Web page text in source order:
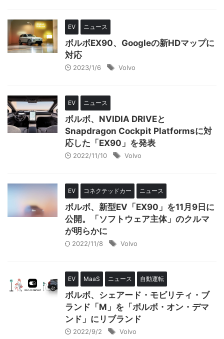
EV ニュース
ボルボEX90、Googleの新HDマップに
対応
2023/1/6 Volvo
EV ニュース
ボルボ、NVIDIA DRIVEと
Snapdragon Cockpit Platformsに対
応した「EX90」を発表
2022/11/10 Volvo
EV コネクテッドカー ニュース
ボルボ、新型EV「EX90」を11月9日に
公開。「ソフトウェア主体」のクルマ
が明らかに
2022/11/8 Volvo
EV MaaS ニュース 自動運転
ボルボ、シェアード・モビリティ・ブ
ランド「M」を「ボルボ・オン・デマ
ンド」にリブランド
2022/9/2 Volvo